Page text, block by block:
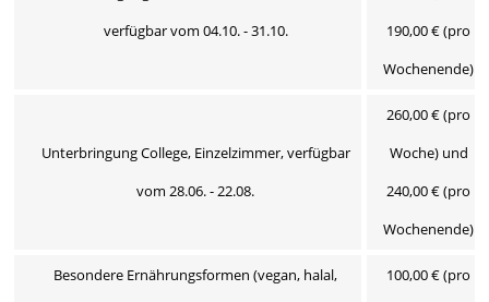
verfügbar vom 04.10. - 31.10.
190,00 € (pro
Wochenende)
Unterbringung College, Einzelzimmer, verfügbar
vom 28.06. - 22.08.
260,00 € (pro
Woche) und
240,00 € (pro
Wochenende)
Besondere Ernährungsformen (vegan, halal,
100,00 € (pro